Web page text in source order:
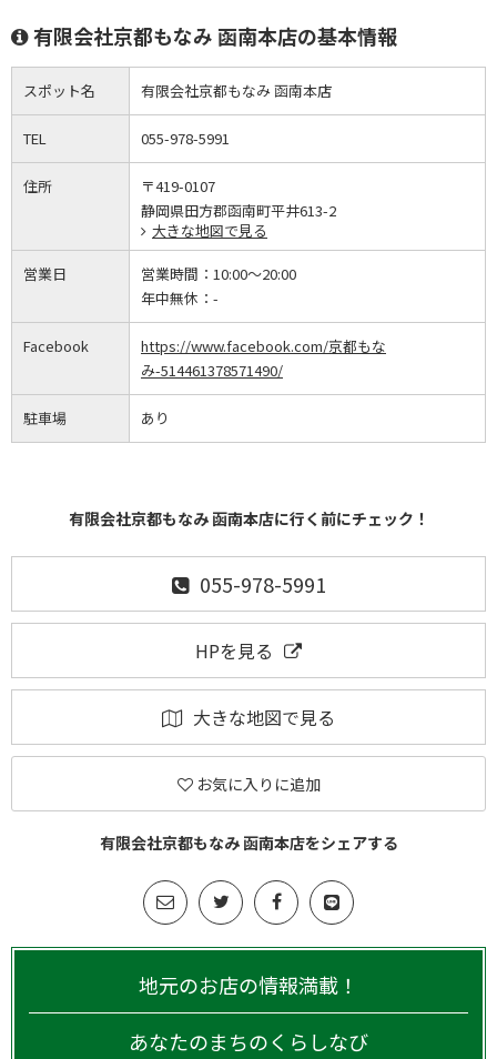
有限会社京都もなみ 函南本店の基本情報
スポット名 有限会社京都もなみ 函南本店
TEL 055-978-5991
住所
〒419-0107
静岡県田方郡函南町平井613-2
大きな地図で見る
営業日 営業時間： 10:00～20:00
年中無休： -
Facebook
https://www.facebook.com/京都もな
み-514461378571490/
駐車場 あり
有限会社京都もなみ 函南本店に行く前にチェック！
055-978-5991
HPを見る
大きな地図で見る
お気に入りに追加
有限会社京都もなみ 函南本店をシェアする
地元のお店の情報満載！
あなたのまちのくらしなび